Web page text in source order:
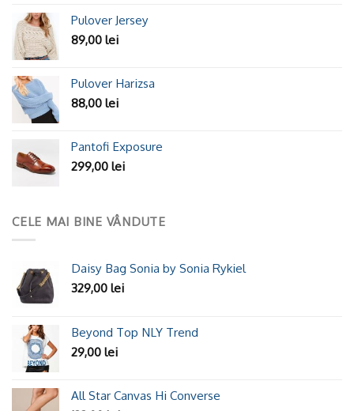
Pulover Jersey
89,00 lei
Pulover Harizsa
88,00 lei
Pantofi Exposure
299,00 lei
CELE MAI BINE VÂNDUTE
Daisy Bag Sonia by Sonia Rykiel
329,00 lei
Beyond Top NLY Trend
29,00 lei
All Star Canvas Hi Converse